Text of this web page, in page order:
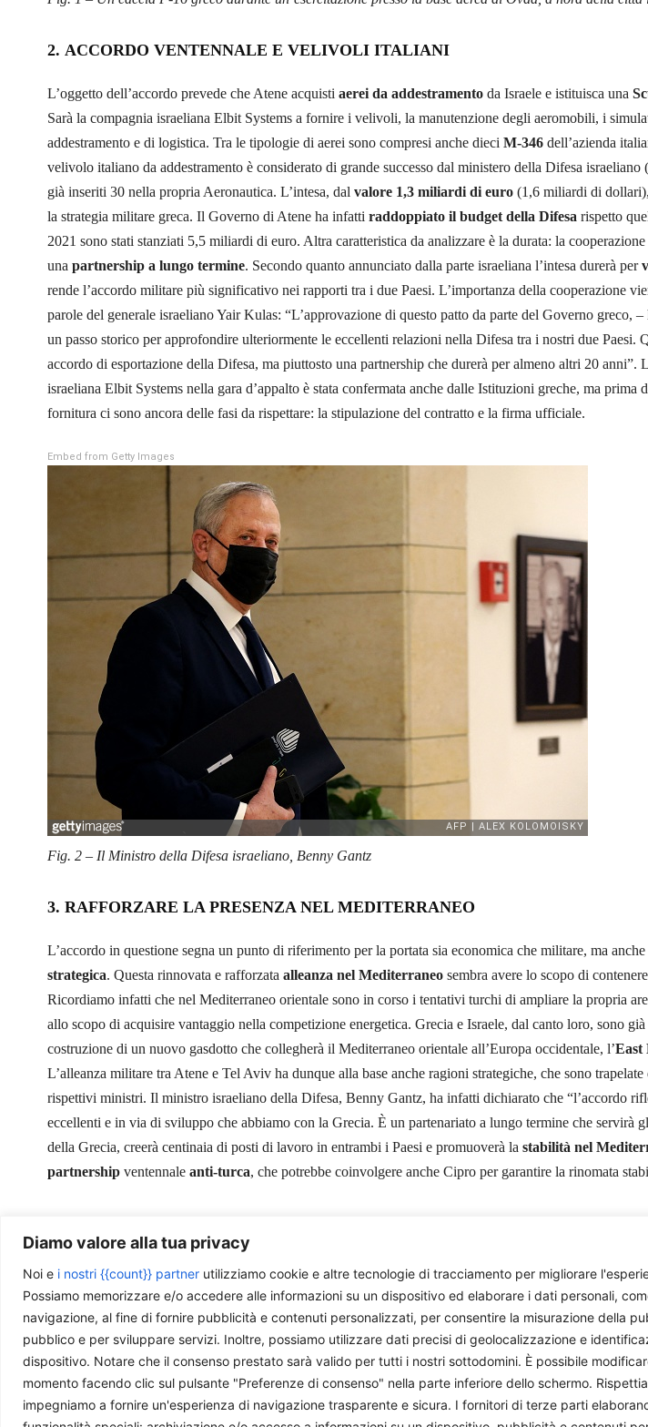
Diamo valore alla tua privacy
Noi e i nostri {{count}} partner utilizziamo cookie e altre tecnologie di tracciamento per migliorare
Possiamo memorizzare e/o accedere alle informazioni su un dispositivo ed elaborare i dati personali,
navigazione, al fine di fornire pubblicità e contenuti personalizzati, per consentire la misurazione della
pubblico e per sviluppare servizi. Inoltre, possiamo utilizzare dati precisi di geolocalizzazione e
dispositivo. Notare che il consenso prestato sarà valido per tutti i nostri sottodomini. È possibile
momento facendo clic sul pulsante "Preferenze di consenso" nella parte inferiore dello schermo.
impegniamo a fornire un'esperienza di navigazione trasparente e sicura. I fornitori di terze parti
2. ACCORDO VENTENNALE E VELIVOLI ITALIANI
L’oggetto dell’accordo prevede che Atene acquisti aerei da addestramento da Israele e istituisca una
Sarà la compagnia israeliana Elbit Systems a fornire i velivoli, la manutenzione degli aeromobili, i
addestramento e di logistica. Tra le tipologie di aerei sono compresi anche dieci M-346 dell’azienda
velivolo italiano da addestramento è considerato di grande successo dal ministero della Difesa israeliano
già inseriti 30 nella propria Aeronautica. L’intesa, dal valore 1,3 miliardi di euro (1,6 miliardi di
la strategia militare greca. Il Governo di Atene ha infatti raddoppiato il budget della Difesa rispetto
2021 sono stati stanziati 5,5 miliardi di euro. Altra caratteristica da analizzare è la durata: la cooperazione
una partnership a lungo termine. Secondo quanto annunciato dalla parte israeliana l’intesa durerà per
rende l’accordo militare più significativo nei rapporti tra i due Paesi. L’importanza della cooperazione
parole del generale israeliano Yair Kulas: “L’approvazione di questo patto da parte del Governo greco,
un passo storico per approfondire ulteriormente le eccellenti relazioni nella Difesa tra i nostri due Paesi.
accordo di esportazione della Difesa, ma piuttosto una partnership che durerà per almeno altri 20 anni”.
israeliana Elbit Systems nella gara d’appalto è stata confermata anche dalle Istituzioni greche, ma prima
fornitura ci sono ancora delle fasi da rispettare: la stipulazione del contratto e la firma ufficiale.
Embed from Getty Images
Fig. 2 – Il Ministro della Difesa israeliano, Benny Gantz
3. RAFFORZARE LA PRESENZA NEL MEDITERRANEO
L’accordo in questione segna un punto di riferimento per la portata sia economica che militare, ma
strategica. Questa rinnovata e rafforzata alleanza nel Mediterraneo sembra avere lo scopo di
Ricordiamo infatti che nel Mediterraneo orientale sono in corso i tentativi turchi di ampliare la propria
allo scopo di acquisire vantaggio nella competizione energetica. Grecia e Israele, dal canto loro, sono
costruzione di un nuovo gasdotto che collegherà il Mediterraneo orientale all’Europa occidentale, l’East
L’alleanza militare tra Atene e Tel Aviv ha dunque alla base anche ragioni strategiche, che sono trapelate
rispettivi ministri. Il ministro israeliano della Difesa, Benny Gantz, ha infatti dichiarato che “l’accordo
eccellenti e in via di sviluppo che abbiamo con la Grecia. È un partenariato a lungo termine che servirà
della Grecia, creerà centinaia di posti di lavoro in entrambi i Paesi e promuoverà la stabilità nel
partnership ventennale anti-turca, che potrebbe coinvolgere anche Cipro per garantire la rinomata
Photo bylukasbieriis licensed underCC BY-NC-SA
Ti piace quello che facciamo?
La nostra redazione è composta da giovani professionisti e appassionati che si